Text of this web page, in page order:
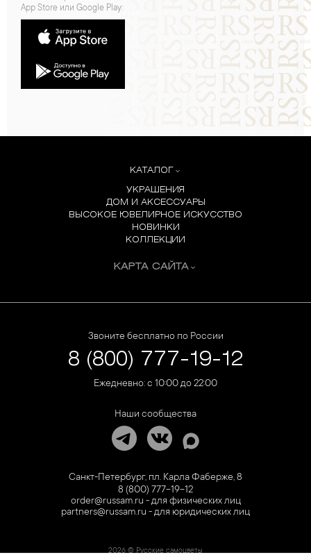
App Store или Google Play:
КАТАЛОГ
УКРАШЕНИЯ
ДОМ И АКСЕССУАРЫ
ВЫСОКОЕ ЮВЕЛИРНОЕ ИСКУССТВО
НОВИНКИ
КОЛЛЕКЦИИ
КАРТА САЙТА
Звоните бесплатно по России
8 (800) 777-19-12
Ежедневно: с 10:00 до 22:00
Наши сообщества
Санкт-Петербург, пл. Карла Фаберже, 8
8 (800) 777-19-12
order@russam.ru - для физических лиц
partners@russam.ru - для юридических лиц
2026 © Русские самоцветы